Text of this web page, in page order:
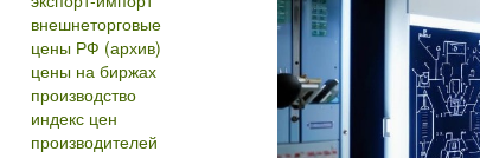
внешнеторговые
цены РФ (архив)
цены на биржах
производство
индекс цен
производителей